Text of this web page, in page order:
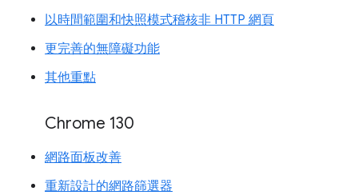
以時間範圍和快照模式稽核非 HTTP 網頁
更完善的無障礙功能
其他重點
Chrome 130
網路面板改善
重新設計的網路篩選器